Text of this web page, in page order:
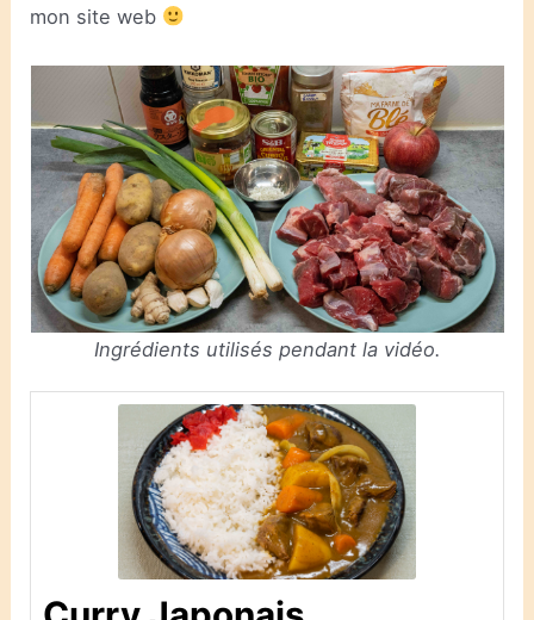
mon site web
Ingrédients utilisés pendant la vidéo.